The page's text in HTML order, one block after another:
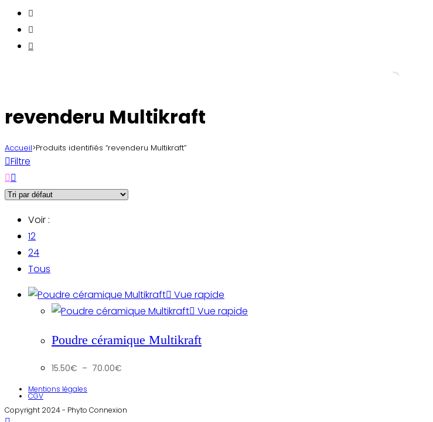
search
revenderu Multikraft
Accueil>Produits identifiés “revenderu Multikraft”
Filtre
Voir :
12
24
Tous
Vue rapide
Vue rapide
Poudre céramique Multikraft
15.50€ – 70.00€
Mentions légales
CGV
Copyright 2024 - Phyto Connexion